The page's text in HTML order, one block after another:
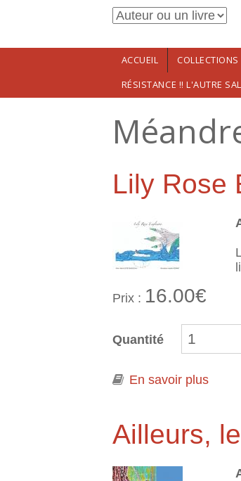
Aller au contenu principal
ACCUEIL COLLECTIONS
RÉSISTANCE !! L'AUTRE
Lily Rose
Prix : 16.00€
Quantité
En savoir plus
Ailleurs,